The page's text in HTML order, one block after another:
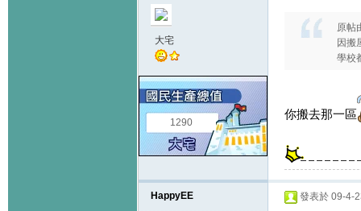
大宅
1290
原帖
因搬
學校
你搬去那一區
HappyEE 發表於 09-4-